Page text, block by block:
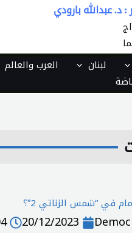
: د. عبدالله بارودي
لبنان العرب والعالم
في “شمس الزناتي 2″؟
20/12/2023